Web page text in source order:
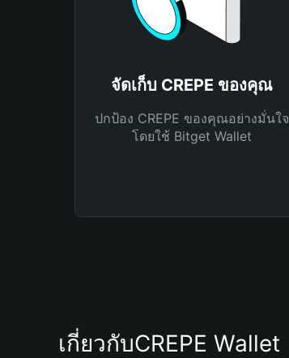
จัดเก็บ CREPE ของคุณ
ปกป้อง CREPE ของคุณอย่างมั่นใจ
โดยใช้ Bitget Wallet
เกี่ยวกับCREPE Wallet